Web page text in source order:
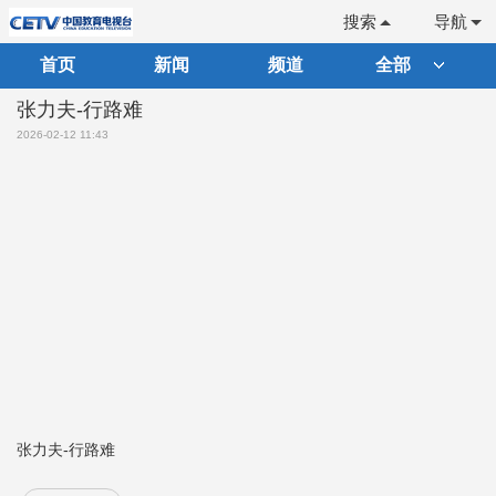
导航
搜索
首页 新闻 频道 全部
张力夫-行路难
2026-02-12 11:43
张力夫-行路难